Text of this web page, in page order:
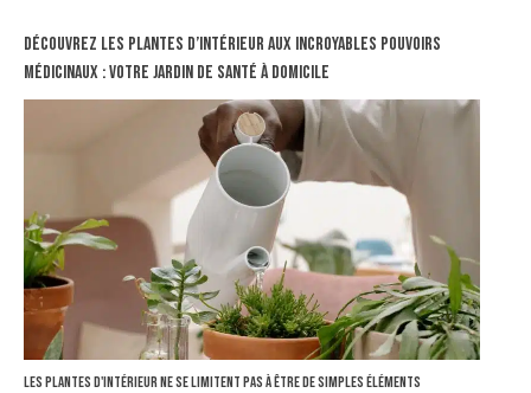
Découvrez les plantes d’intérieur aux incroyables pouvoirs
médicinaux : votre jardin de santé à domicile
Les plantes d'intérieur ne se limitent pas à être de simples éléments